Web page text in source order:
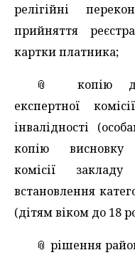
релігійні
прийняття
картки платника;
📎 копію
експертної
інвалідності
копію висновку
комісії
встановлення
(дітям віком до 18
📎 рішення